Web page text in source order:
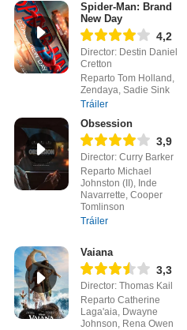
Spider-Man: Brand
New Day
4,2
Director: Destin Daniel
Cretton
Reparto Tom Holland,
Zendaya, Sadie Sink
Tráiler
Obsession
3,9
Director: Curry Barker
Reparto Michael
Johnston (II), Inde
Navarrette, Cooper
Tomlinson
Tráiler
Vaiana
3,3
Director: Thomas Kail
Reparto Catherine
Laga'aia, Dwayne
Johnson, Rena Owen